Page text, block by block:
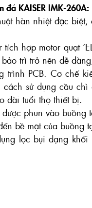
đá KAISER IMK-260A:
hàn nhiệt đặc
hợp motor quạt
trì trở nên dễ
trình PCB. Cơ chế
sử dụng cầu
dài tuổi thọ thiết bị.
phun vào
bề mặt của buồng
lọc bụi dạng